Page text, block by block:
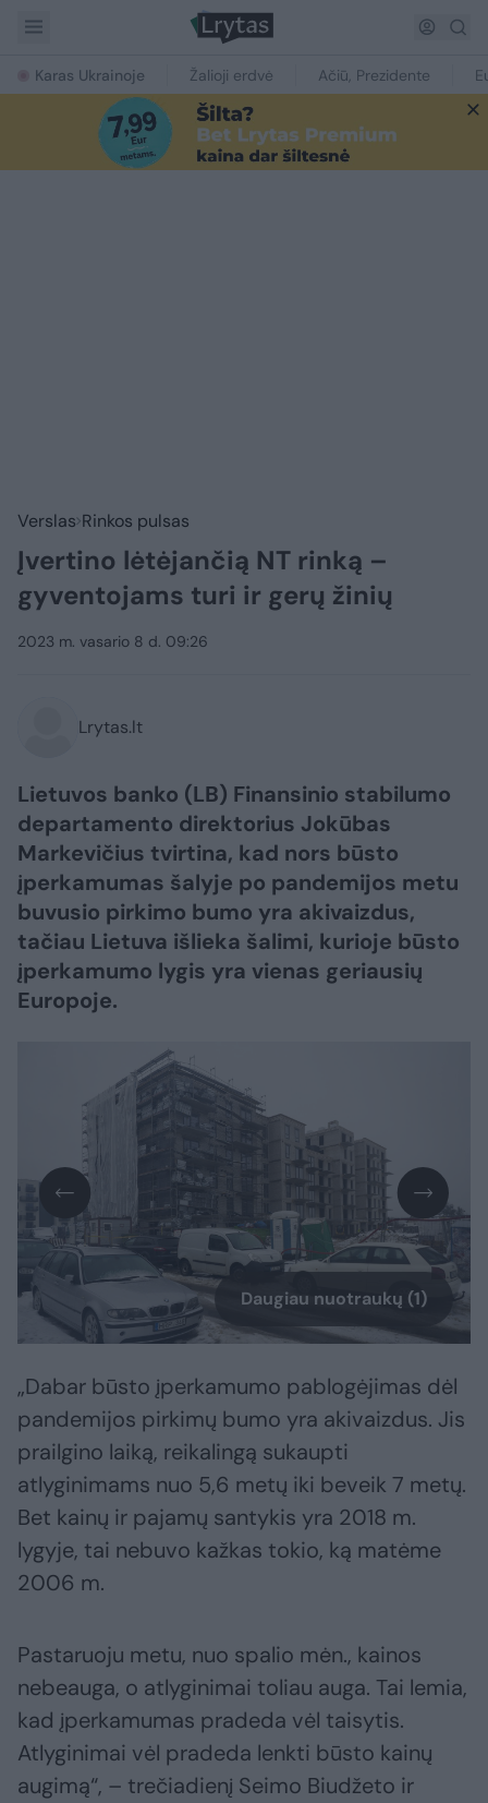
Karas Ukrainoje Žalioji erdvė Ačiū, Prezidente
Verslas Rinkos pulsas
Įvertino lėtėjančią NT rinką –
gyventojams turi ir gerų žinių
2023 m. vasario 8 d. 09:26
Lrytas.lt
Lietuvos banko (LB) Finansinio stabilumo
departamento direktorius Jokūbas
Markevičius tvirtina, kad nors būsto
įperkamumas šalyje po pandemijos metu
buvusio pirkimo bumo yra akivaizdus,
tačiau Lietuva išlieka šalimi, kurioje būsto
įperkamumo lygis yra vienas geriausių
Europoje.
Daugiau nuotraukų (1)
„Dabar būsto įperkamumo pablogėjimas dėl
pandemijos pirkimų bumo yra akivaizdus. Jis
prailgino laiką, reikalingą sukaupti
atlyginimams nuo 5,6 metų iki beveik 7 metų.
Bet kainų ir pajamų santykis yra 2018 m.
lygyje, tai nebuvo kažkas tokio, ką matėme
2006 m.
Pastaruoju metu, nuo spalio mėn., kainos
nebeauga, o atlyginimai toliau auga. Tai lemia,
kad įperkamumas pradeda vėl taisytis.
Atlyginimai vėl pradeda lenkti būsto kainų
augimą“, – trečiadienį Seimo Biudžeto ir